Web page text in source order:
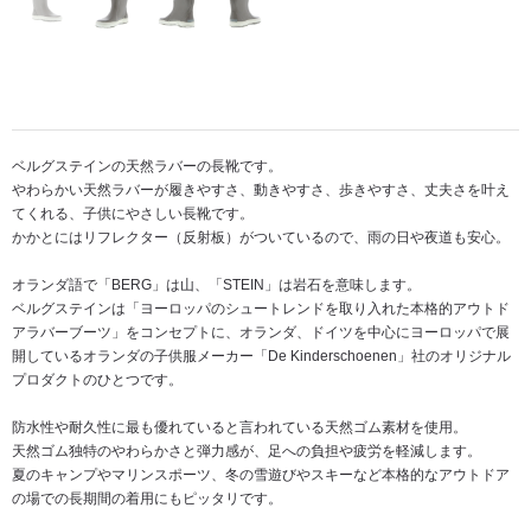
ベルグステインの天然ラバーの長靴です。
やわらかい天然ラバーが履きやすさ、動きやすさ、歩きやすさ、丈夫さを叶え
てくれる、子供にやさしい長靴です。
かかとにはリフレクター（反射板）がついているので、雨の日や夜道も安心。
オランダ語で「BERG」は山、「STEIN」は岩石を意味します。
ベルグステインは「ヨーロッパのシュートレンドを取り入れた本格的アウトド
アラバーブーツ」をコンセプトに、オランダ、ドイツを中心にヨーロッパで展
開しているオランダの子供服メーカー「De Kinderschoenen」社のオリジナル
プロダクトのひとつです。
防水性や耐久性に最も優れていると言われている天然ゴム素材を使用。
天然ゴム独特のやわらかさと弾力感が、足への負担や疲労を軽減します。
夏のキャンプやマリンスポーツ、冬の雪遊びやスキーなど本格的なアウトドア
の場での長期間の着用にもピッタリです。